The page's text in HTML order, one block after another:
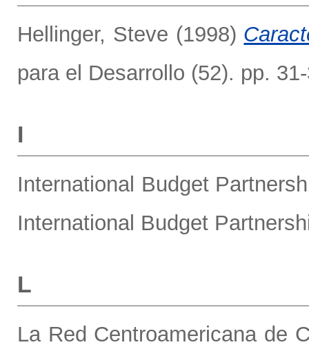
Hellinger, Steve (1998)
para el Desarrollo (52). pp.
I
International Budget
International Budget
L
La Red Centroamericana de